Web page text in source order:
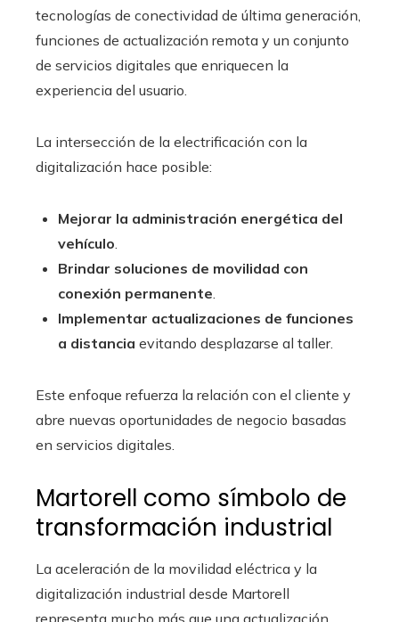
tecnologías de conectividad de última generación,
funciones de actualización remota y un conjunto
de servicios digitales que enriquecen la
experiencia del usuario.
La intersección de la electrificación con la
digitalización hace posible:
Mejorar la administración energética del
vehículo.
Brindar soluciones de movilidad con
conexión permanente.
Implementar actualizaciones de funciones
a distancia evitando desplazarse al taller.
Este enfoque refuerza la relación con el cliente y
abre nuevas oportunidades de negocio basadas
en servicios digitales.
Martorell como símbolo de
transformación industrial
La aceleración de la movilidad eléctrica y la
digitalización industrial desde Martorell
representa mucho más que una actualización